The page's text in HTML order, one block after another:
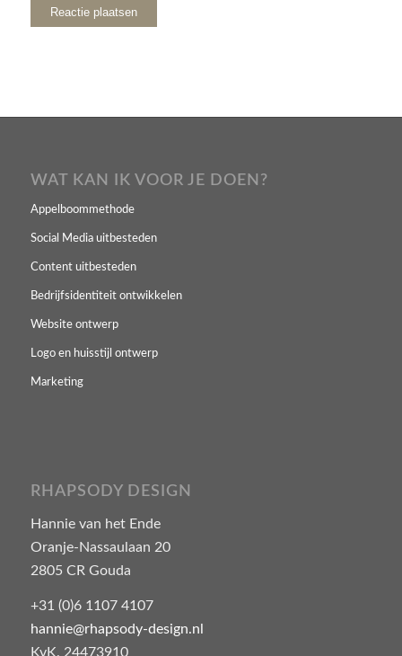
WAT KAN IK VOOR JE DOEN?
Appelboommethode
Social Media uitbesteden
Content uitbesteden
Bedrijfsidentiteit ontwikkelen
Website ontwerp
Logo en huisstijl ontwerp
Marketing
RHAPSODY DESIGN
Hannie van het Ende
Oranje-Nassaulaan 20
2805 CR Gouda
+31 (0)6 1107 4107
hannie@rhapsody-design.nl
KvK. 24473910